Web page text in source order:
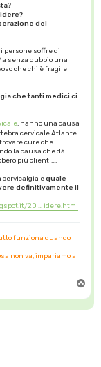
del
persone soffre di
senza dubbio una
che chi è fragile
che tanti medici ci
, hanno una causa
cervicale Atlante.
cure che
la causa che dà
più clienti....
cervicalgia equale
definitivamente il
20 ... idere.html
funziona quando
non va, impariamo a
p